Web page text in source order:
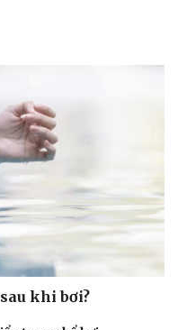
khi bơi?